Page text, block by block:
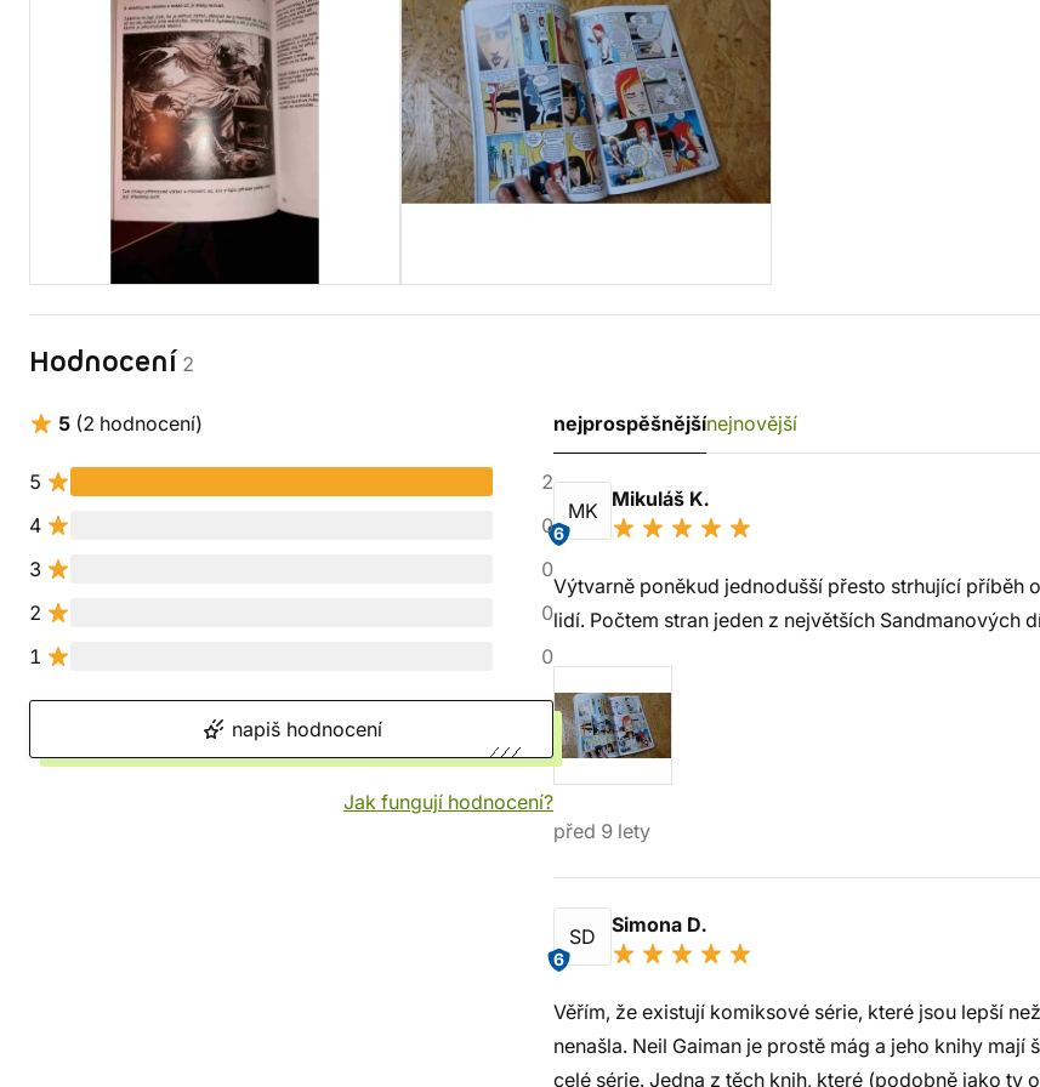
Hodnocení 2
5 (2 hodnocení)
5
2
4
0
3
0
2
0
1
0
napiš hodnocení
Jak fungují hodnocení?
nejprospěšnějšínejnovější
MK
6
Mikuláš K.
Výtvarně poněkud jednodušší přesto strhující příběh
lidí. Počtem stran jeden z největších Sandmanových
před 9 lety
SD
6
Simona D.
Věřím, že existují komiksové série, které jsou lepší
nenašla. Neil Gaiman je prostě mág a jeho knihy
celé série. Jedna z těch knih, které (podobně jako ty